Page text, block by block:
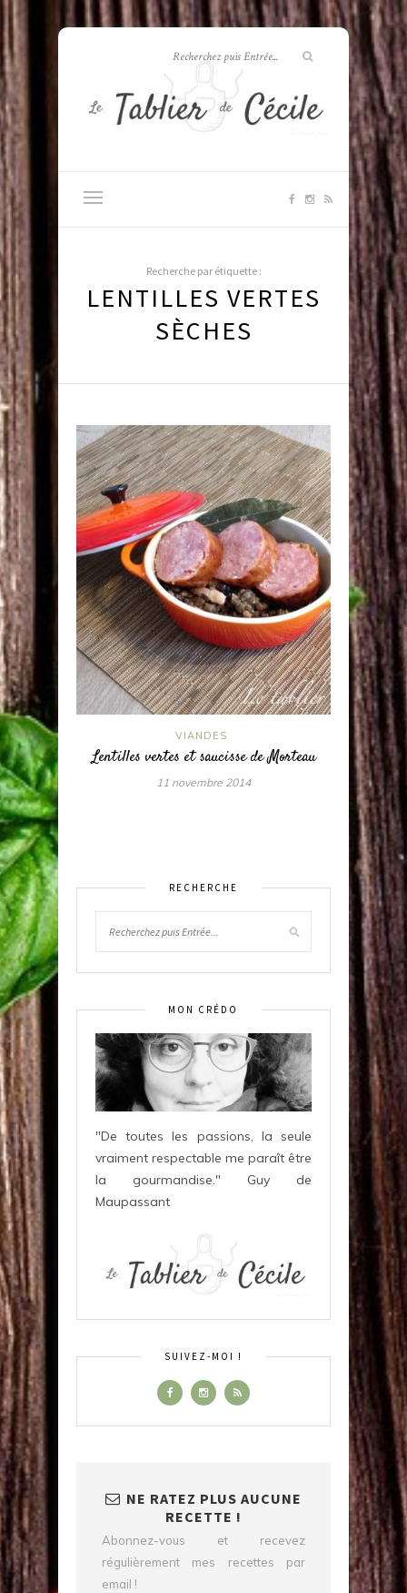
Recherche par étiquette :
LENTILLES VERTES
SÈCHES
VIANDES
Lentilles vertes et saucisse de Morteau
11 novembre 2014
RECHERCHE
MON CRÉDO
"De toutes les passions, la seule
vraiment respectable me paraît être
la gourmandise." Guy de
Maupassant
SUIVEZ-MOI !
NE RATEZ PLUS AUCUNE
RECETTE !
Abonnez-vous et recevez
régulièrement mes recettes par
email !